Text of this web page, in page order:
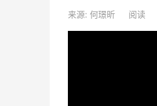
来源: 何璟昕 阅读